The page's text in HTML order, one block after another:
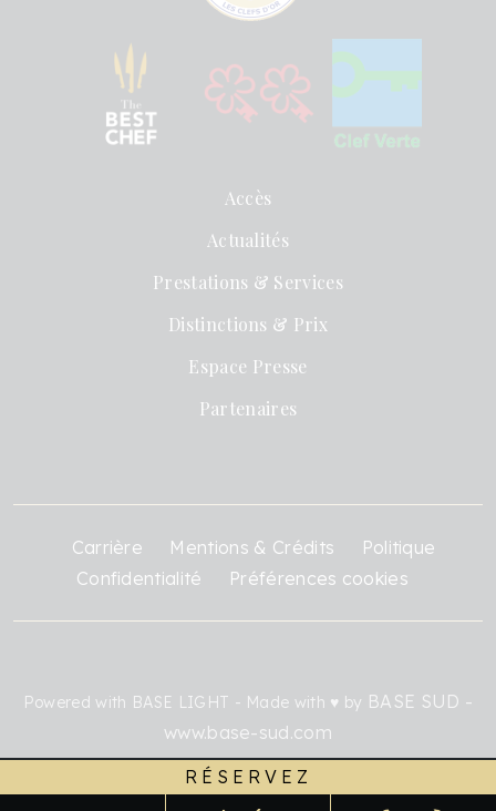
RÉSERVEZ
Accès
Actualités
Prestations & Services
Distinctions & Prix
Espace Presse
Partenaires
Carrière Mentions & Crédits
Politique
Confidentialité
Préférences cookies
Powered with BASE LIGHT - Made with ♥ by BASE SUD -
www.base-sud.com